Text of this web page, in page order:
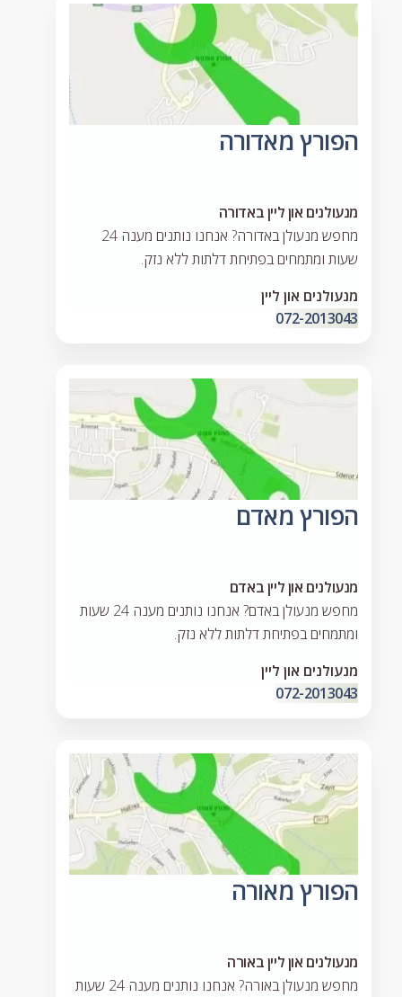
הפורץ מאדורה
מנעולנים און ליין באדורה
מחפש מנעולן באדורה? אנחנו נותנים מענה 24
שעות ומתמחים בפתיחת דלתות ללא נזק.
מנעולנים און ליין
072-2013043
הפורץ מאדם
מנעולנים און ליין באדם
מחפש מנעולן באדם? אנחנו נותנים מענה 24 שעות
ומתמחים בפתיחת דלתות ללא נזק.
מנעולנים און ליין
072-2013043
הפורץ מאורה
מנעולנים און ליין באורה
מחפש מנעולן באורה? אנחנו נותנים מענה 24 שעות